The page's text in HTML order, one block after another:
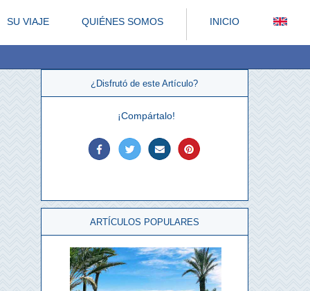
SU VIAJE QUIÉNES SOMOS INICIO
¿Disfrutó de este Artículo?
¡Compártalo!
ARTÍCULOS POPULARES